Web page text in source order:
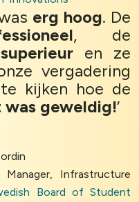
erg hoog. De
, de
superieur en ze
vergadering
kijken hoe de
was geweldig!’
Manager, Infrastructure
Board of Student